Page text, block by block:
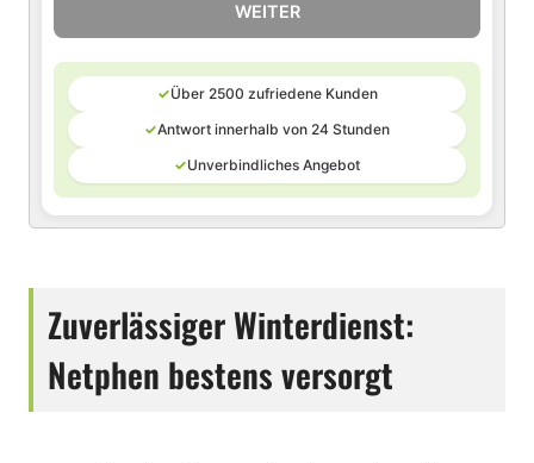
WEITER
✓Über 2500 zufriedene Kunden
✓Antwort innerhalb von 24 Stunden
✓Unverbindliches Angebot
Zuverlässiger Winterdienst:
Netphen bestens versorgt